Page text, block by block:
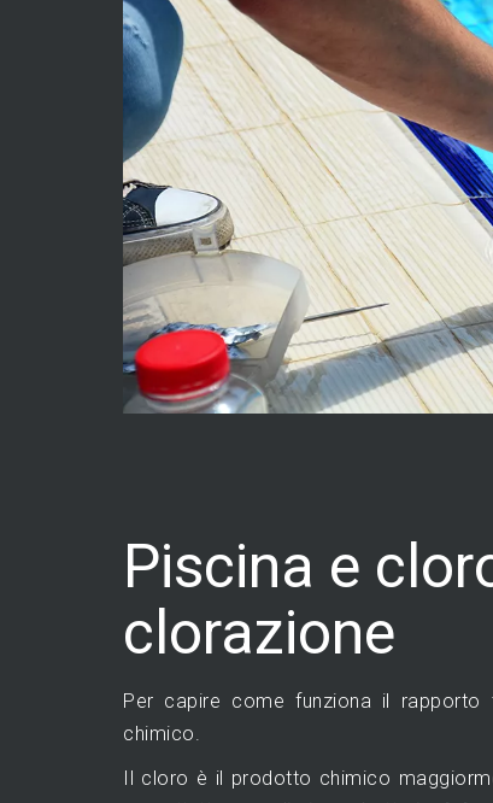
Piscina e
clorazione
Per capire come funziona il rapporto
chimico.
Il cloro è il prodotto chimico